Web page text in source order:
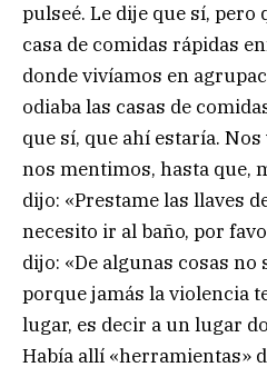
pulseé. Le dije que sí, pero
casa de comidas rápidas
donde vivíamos en
odiaba las casas de
que sí, que ahí estaría.
nos mentimos, hasta que,
dijo: «Prestame las llaves
necesito ir al baño, por
dijo: «De algunas cosas no
porque jamás la violencia
lugar, es decir a un lugar
Había allí «herramientas»